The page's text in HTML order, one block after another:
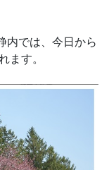
内では、今日から
ます。